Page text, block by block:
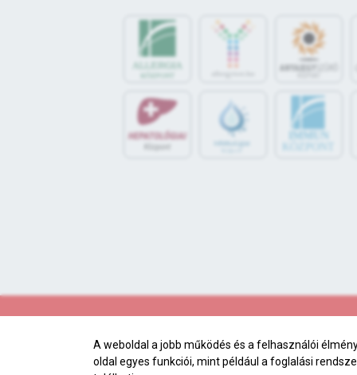
A weboldal a jobb működés és a felhasználói
oldal egyes funkciói, mint például a foglalási
IMMUN